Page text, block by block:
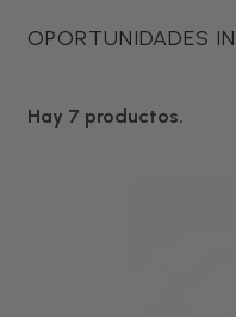
OPORTUNIDADES
Hay 7 productos.